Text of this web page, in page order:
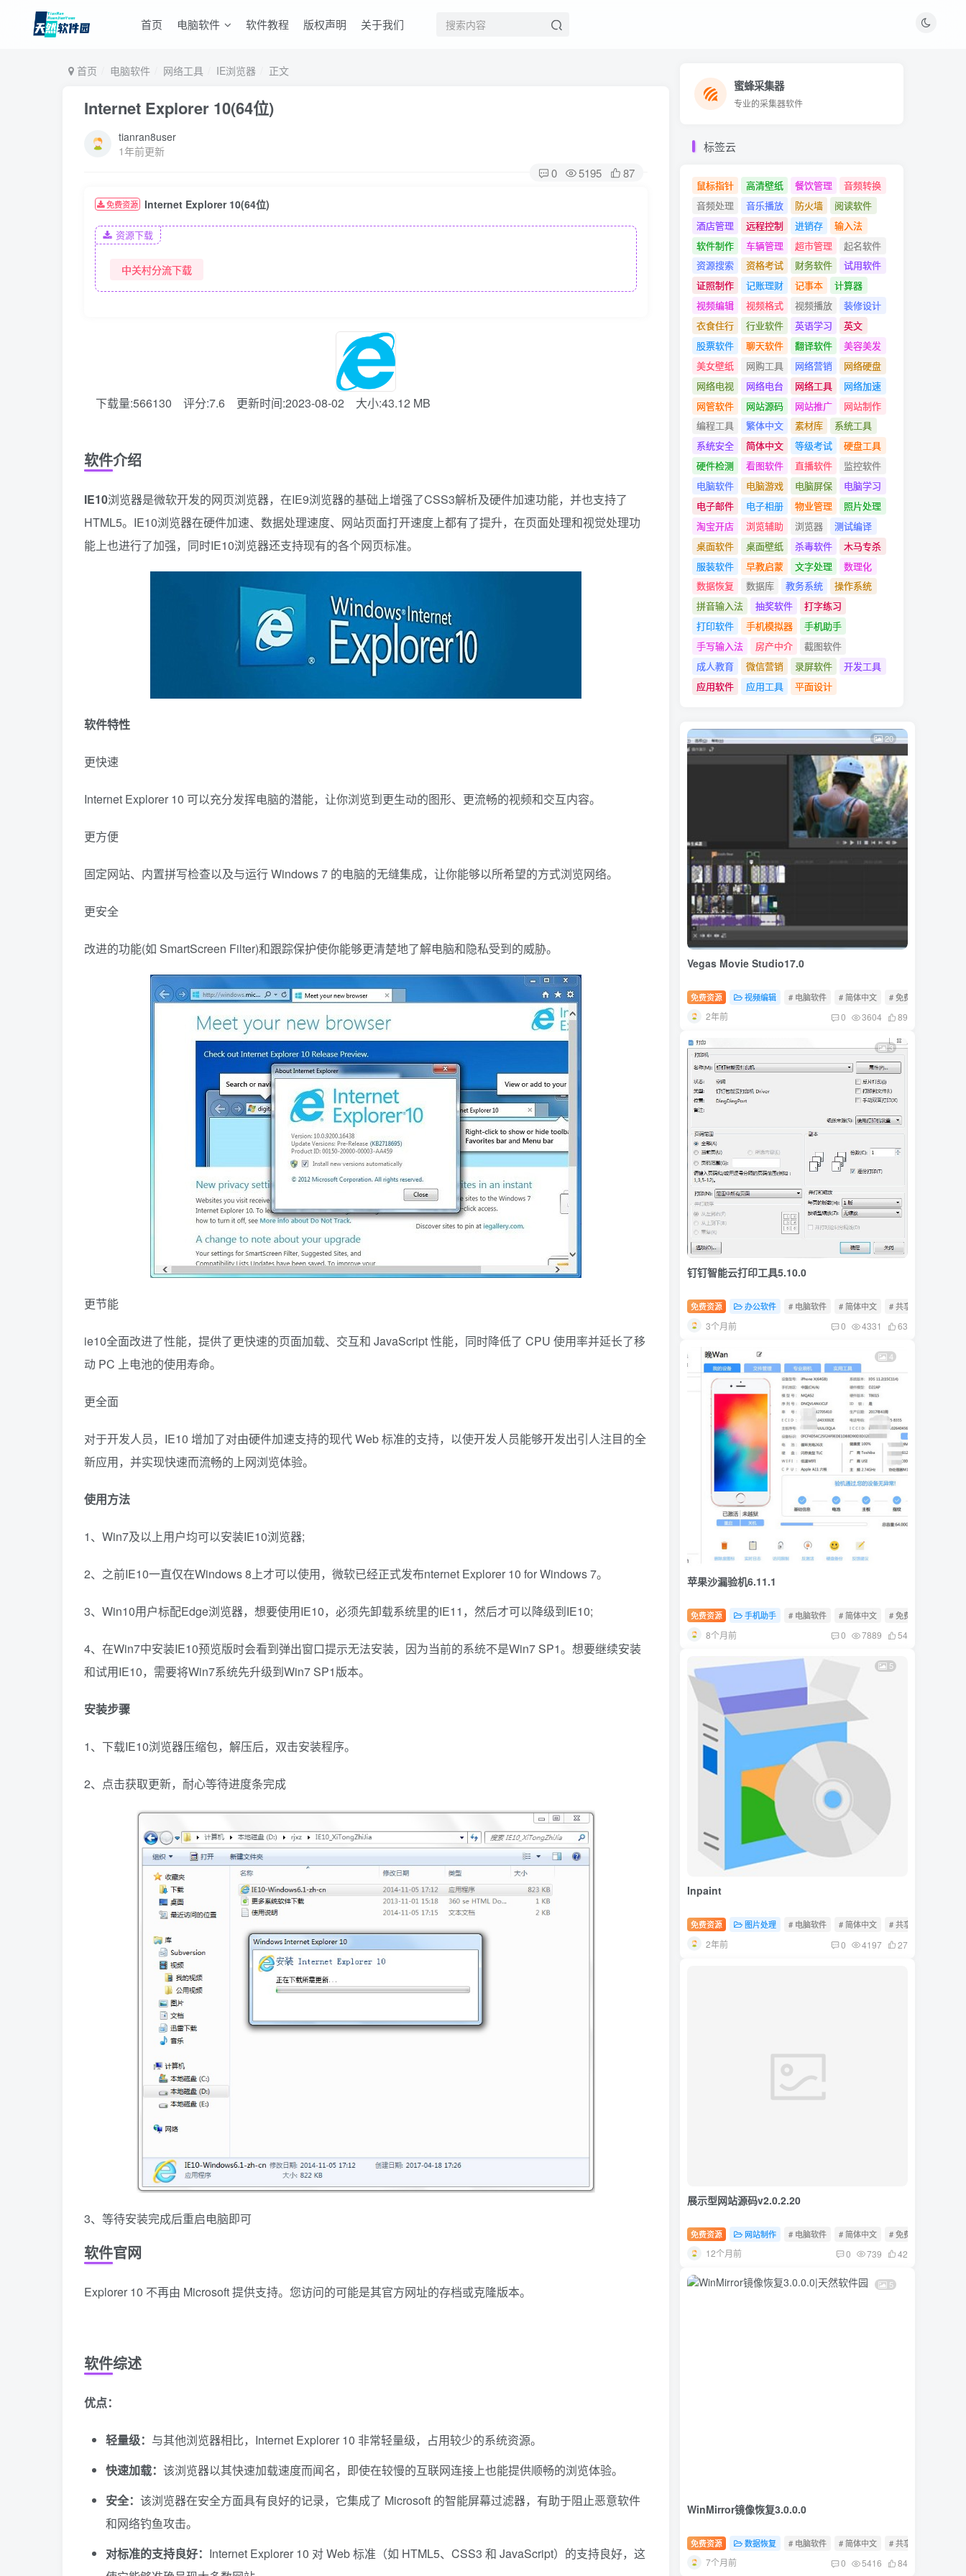
首页 电脑软件 软件教程 版权声明 关于我们
首页 电脑软件 网络工具 IE浏览器 正文
Internet Explorer 10(64位)
tianran8user
1年前更新
0 5195 87
免费资源 Internet Explorer 10(64位)
资源下载
中关村分流下载
下载量:566130 评分:7.6 更新时间:2023-08-02 大小:43.12 MB
软件介绍
IE10浏览器是微软开发的网页浏览器，在IE9浏览器的基础上增强了CSS3解析及硬件加速功能，并也支持了
HTML5。IE10浏览器在硬件加速、数据处理速度、网站页面打开速度上都有了提升，在页面处理和视觉处理功
能上也进行了加强，同时IE10浏览器还支持现有的各个网页标准。
软件特性
更快速
Internet Explorer 10 可以充分发挥电脑的潜能，让你浏览到更生动的图形、更流畅的视频和交互内容。
更方便
固定网站、内置拼写检查以及与运行 Windows 7 的电脑的无缝集成，让你能够以所希望的方式浏览网络。
更安全
改进的功能(如 SmartScreen Filter)和跟踪保护使你能够更清楚地了解电脑和隐私受到的威胁。
更节能
ie10全面改进了性能，提供了更快速的页面加载、交互和 JavaScript 性能，同时降低了 CPU 使用率并延长了移
动 PC 上电池的使用寿命。
更全面
对于开发人员，IE10 增加了对由硬件加速支持的现代 Web 标准的支持，以使开发人员能够开发出引人注目的全
新应用，并实现快速而流畅的上网浏览体验。
使用方法
1、Win7及以上用户均可以安装IE10浏览器;
2、之前IE10一直仅在Windows 8上才可以使用，微软已经正式发布nternet Explorer 10 for Windows 7。
3、Win10用户标配Edge浏览器，想要使用IE10，必须先卸载系统里的IE11，然后才可以降级到IE10;
4、在Win7中安装IE10预览版时会看到弹出窗口提示无法安装，因为当前的系统不是Win7 SP1。想要继续安装
和试用IE10，需要将Win7系统先升级到Win7 SP1版本。
安装步骤
1、下载IE10浏览器压缩包，解压后，双击安装程序。
2、点击获取更新，耐心等待进度条完成
3、等待安装完成后重启电脑即可
软件官网
Explorer 10 不再由 Microsoft 提供支持。您访问的可能是其官方网址的存档或克隆版本。
软件综述
优点：
轻量级： 与其他浏览器相比，Internet Explorer 10 非常轻量级，占用较少的系统资源。
快速加载： 该浏览器以其快速加载速度而闻名，即使在较慢的互联网连接上也能提供顺畅的浏览体验。
安全： 该浏览器在安全方面具有良好的记录，它集成了 Microsoft 的智能屏幕过滤器，有助于阻止恶意软件
和网络钓鱼攻击。
对标准的支持良好： Internet Explorer 10 对 Web 标准（如 HTML5、CSS3 和 JavaScript）的支持良好，这
蜜蜂采集器
专业的采集器软件
蜜蜂采集器
专业的采集器软件
标签云
鼠标指针 高清壁纸 餐饮管理
音频转换
音频处理
音乐播放 防火墙
阅读软件
酒店管理
远程控制 进销存
输入法
软件制作
车辆管理 超市管理
起名软件
资源搜索
资格考试 财务软件
试用软件
证照制作
记账理财 记事本
计算器
视频编辑
视频格式 视频播放
装修设计
衣食住行
行业软件 英语学习
英文
股票软件
聊天软件 翻译软件
美容美发
美女壁纸
网购工具 网络营销
网络硬盘
网络电视
网络电台 网络工具
网络加速
网管软件
网站源码 网站推广
网站制作
编程工具
繁体中文 素材库
系统工具
系统安全
简体中文 等级考试
硬盘工具
硬件检测
看图软件 直播软件
监控软件
电脑软件
电脑游戏 电脑屏保
电脑学习
电子邮件
电子相册 物业管理
照片处理
淘宝开店
浏览辅助 浏览器
测试编译
桌面软件
桌面壁纸 杀毒软件
木马专杀
服装软件
早教启蒙 文字处理
数理化
数据恢复
数据库 教务系统
操作系统
拼音输入法
抽奖软件
打字练习
打印软件
手机模拟器
手机助手
手写输入法
房产中介
截图软件
成人教育
微信营销 录屏软件
开发工具
应用软件
应用工具 平面设计
20
Vegas Movie Studio17.0
免费资源 视频编辑 # 电脑软件 # 简体中文 # 免费软件
2年前 0 3604 89
3
钉钉智能云打印工具5.10.0
免费资源 办公软件 # 电脑软件 # 简体中文 # 共享软件
3个月前 0 4331 63
4
苹果沙漏验机6.11.1
免费资源 手机助手 # 电脑软件 # 简体中文 # 免费软件
8个月前 0 7889 54
5
Inpaint
免费资源 图片处理 # 电脑软件 # 简体中文 # 共享软件
2年前 0 4197 27
展示型网站源码v2.0.2.20
免费资源 网站制作 # 电脑软件 # 简体中文 # 免费软件
12个月前 0 739 42
5
WinMirror镜像恢复3.0.0.0
免费资源 数据恢复 # 电脑软件 # 简体中文 # 共享软件
7个月前 0 5416 84